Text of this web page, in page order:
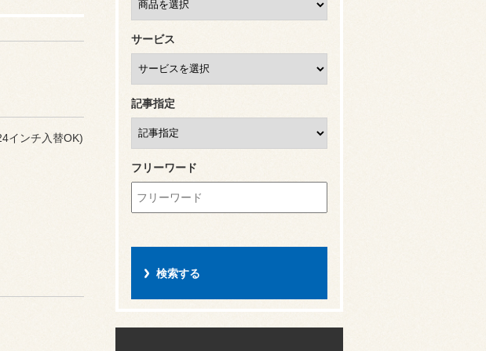
インチ入替OK)
サービス
記事指定
フリーワード